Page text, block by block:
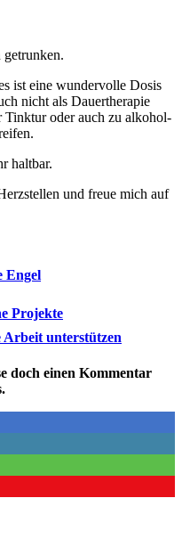
ist eine wun­der­vol­le Dosis
nicht als Dau­er­the­ra­pie
Tink­tur oder auch zu alko­hol­
haltbar.
und freue mich auf
Engel
Projekte
unterstützen
doch einen Kommentar